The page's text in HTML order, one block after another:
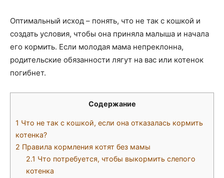
Оптимальный исход – понять, что не так с кошкой и
создать условия, чтобы она приняла малыша и начала
его кормить. Если молодая мама непреклонна,
родительские обязанности лягут на вас или котенок
погибнет.
Содержание
1 Что не так с кошкой, если она отказалась кормить
котенка?
2 Правила кормления котят без мамы
2.1 Что потребуется, чтобы выкормить слепого
котенка